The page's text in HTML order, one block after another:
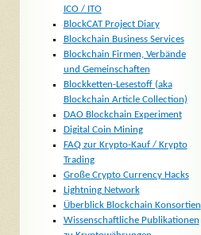
ICO / ITO
BlockCAT Project Diary
Blockchain Business Services
Blockchain Firmen, Verbände
und Gemeinschaften
Blockketten-Lesestoff (aka
Blockchain Article Collection)
DAO Blockchain Experiment
Digital Coin Mining
FAQ zur Krypto-Kauf / Krypto
Trading
Große Crypto Currency Hacks
Lightning Network
Überblick Blockchain Konsortien
Wissenschaftliche Publikationen